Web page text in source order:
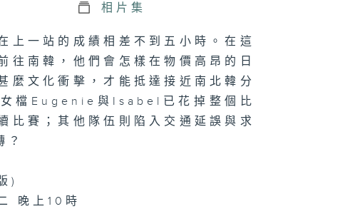
相片集
上一站的成績相差不到五小時。在這
往南韓，他們會怎樣在物價高昂的日
麼文化衝擊，才能抵達接近南北韓分
檔Eugenie與Isabel已花掉整個比
比賽；其他隊伍則陷入交通延誤與求
？
)
晚上10時